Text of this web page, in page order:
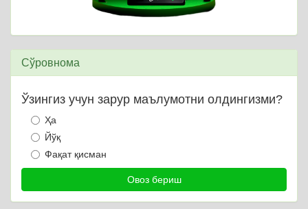
Сўровнома
Ўзингиз учун зарур маълумотни олдингизми?
Ҳа
Йўқ
Фақат қисман